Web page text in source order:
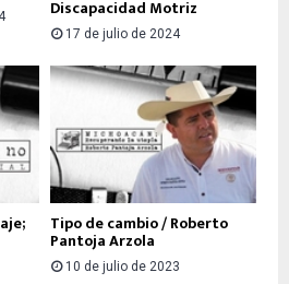
Discapacidad Motriz
17 de julio de 2024
Tipo de cambio / Roberto
Pantoja Arzola
10 de julio de 2023